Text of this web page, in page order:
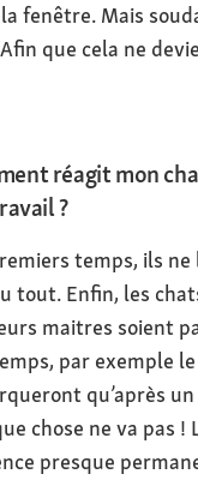
fenêtre. Mais
que cela ne
réagit mon
?
temps, ils ne
tout. Enfin, les
maitres soient
par exemple
qu’après
chose ne va pas !
presque